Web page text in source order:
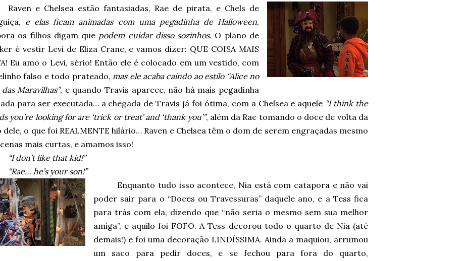
Raven e Chelsea estão fantasiadas, Rae de pirata, e Chels de
e elas ficam animadas com uma pegadinha de Halloween,
os filhos digam que podem cuidar disso sozinhos. O plano de
é vestir Levi de Eliza Crane, e vamos dizer: QUE COISA MAIS
Eu amo o Levi, sério! Então ele é colocado em um vestido, com
falso e todo prateado,mas ele acaba caindo ao estilo “Alice no
das Maravilhas”, e quando Travis aparece, não há mais pegadinha
para ser executada… a chegada de Travis já foi ótima, com a Chelsea e aquele “I think the
you’re looking for are ‘trick or treat’ and ‘thank you’”, além da Rae tomando o doce de volta da
dele, o que foi REALMENTE hilário… Raven e Chelsea têm o dom de serem engraçadas mesmo
mais curtas, e amamos isso!
“I don’t like that kid!”
“Rae… he’s your son!”
Enquanto tudo isso acontece, Nia está com catapora e não vai
poder sair para o “Doces ou Travessuras” daquele ano, e a Tess fica
para trás com ela, dizendo que “não seria o mesmo sem sua melhor
amiga”, e aquilo foi FOFO. A Tess decorou todo o quarto de Nia (até
demais!) e foi uma decoração LINDÍSSIMA. Ainda a maquiou, arrumou
um saco para pedir doces, e se fechou para fora do quarto,